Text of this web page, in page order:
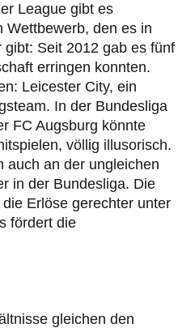
League gibt es
Wettbewerb, den es in
Seit 2012 gab es fünf
erringen konnten.
Leicester City, ein
In der Bundesliga
FC Augsburg könnte
völlig illusorisch.
auch an der ungleichen
in der Bundesliga. Die
Erlöse gerechter unter
fördert die
gleichen den